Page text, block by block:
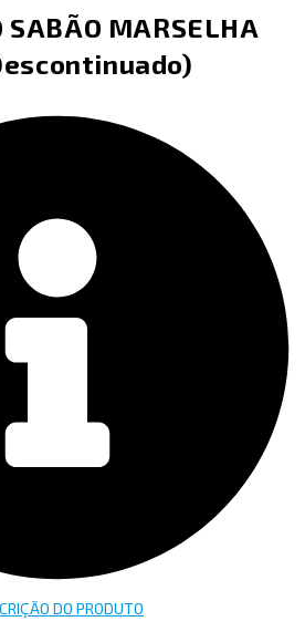
SABÃO MARSELHA
DO PRODUTO